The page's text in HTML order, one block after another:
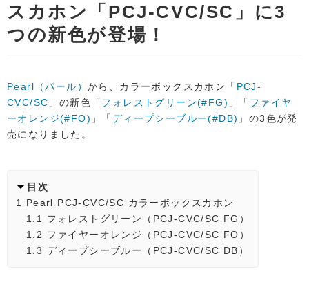
スカホン「PCJ-CVC/SC」に3
つの新色が登場！
Pearl（パール） から、カラーボックスカホン「 PCJ-
CVC/SC 」の新色「 フォレストグリーン(#FG) 」「 ファイヤ
ーオレンジ(#FO) 」「 ディープシーブルー(#DB) 」の3色が発
売になりました。
目次
1 Pearl PCJ-CVC/SC カラーボックスカホン
1.1 フォレストグリーン（PCJ-CVC/SC FG）
1.2 ファイヤーオレンジ（PCJ-CVC/SC FO）
1.3 ディープシーブルー（PCJ-CVC/SC DB）